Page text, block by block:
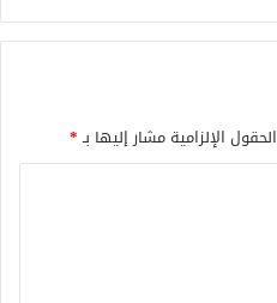
الحقول الإلزامية مشار إليها بـ*